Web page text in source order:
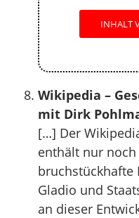
INHALT
Wikipedia –
mit Dirk
[…] Der
enthält nur
bruchstückhafte
Gladio und
an dieser